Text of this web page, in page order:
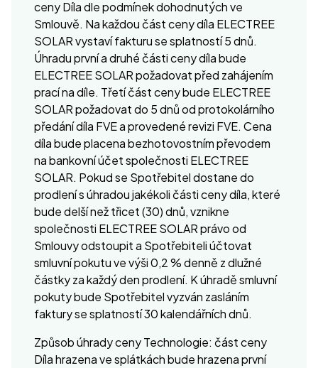
ceny Díla dle podmínek dohodnutých ve
Smlouvě. Na každou část ceny díla ELECTREE
SOLAR vystaví fakturu se splatností 5 dnů.
Úhradu první a druhé části ceny díla bude
ELECTREE SOLAR požadovat před zahájením
prací na díle. Třetí část ceny bude ELECTREE
SOLAR požadovat do 5 dnů od protokolárního
předání díla FVE a provedené revizi FVE. Cena
díla bude placena bezhotovostním převodem
na bankovní účet společnosti ELECTREE
SOLAR. Pokud se Spotřebitel dostane do
prodlení s úhradou jakékoli části ceny díla, které
bude delší než třicet (30) dnů, vznikne
společnosti ELECTREE SOLAR právo od
Smlouvy odstoupit a Spotřebiteli účtovat
smluvní pokutu ve výši 0,2 % denně z dlužné
částky za každý den prodlení. K úhradě smluvní
pokuty bude Spotřebitel vyzván zasláním
faktury se splatností 30 kalendářních dnů.
Způsob úhrady ceny Technologie: část ceny
Díla hrazena ve splátkách bude hrazena první